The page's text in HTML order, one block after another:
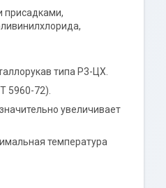
присадками,
типа Р3-ЦХ.
5960-72).
увеличивает
температура